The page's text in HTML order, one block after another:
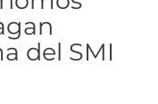
del SMI